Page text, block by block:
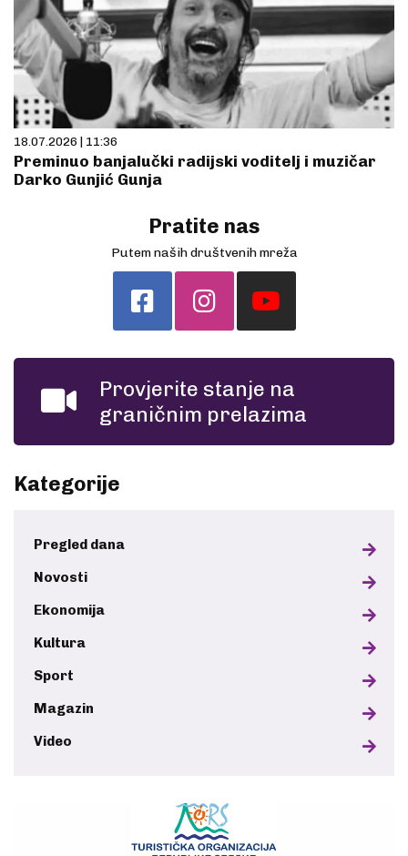
18.07.2026 | 11:36
Preminuo banjalučki radijski voditelj i muzičar
Darko Gunjić Gunja
Pratite nas
Putem naših društvenih mreža
Provjerite stanje na
graničnim prelazima
Kategorije
Pregled dana
Novosti
Ekonomija
Kultura
Sport
Magazin
Video